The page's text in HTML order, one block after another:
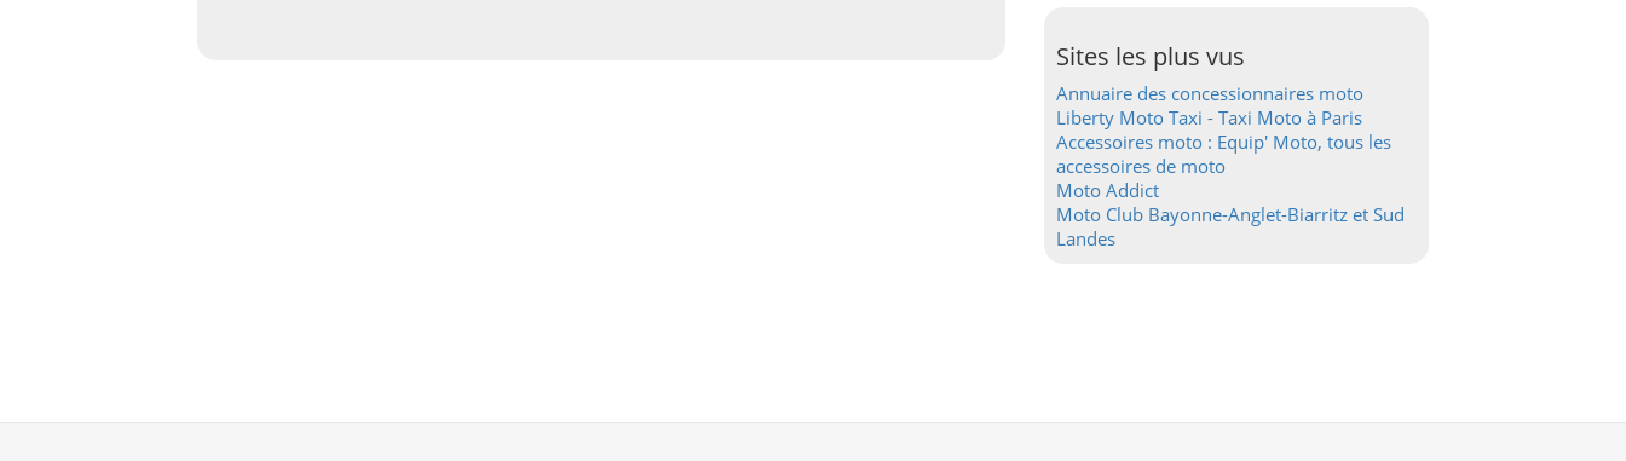
Sites les plus vus
Annuaire des concessionnaires moto
Liberty Moto Taxi - Taxi Moto à Paris
Accessoires moto : Equip' Moto, tous les
accessoires de moto
Moto Addict
Moto Club Bayonne-Anglet-Biarritz et Sud
Landes